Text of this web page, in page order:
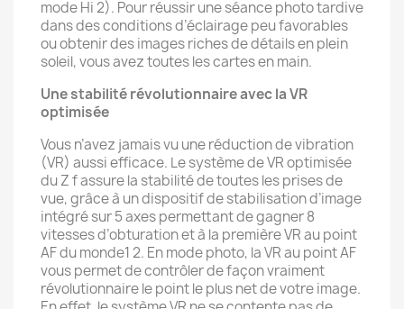
mode Hi 2). Pour réussir une séance photo tardive
dans des conditions d’éclairage peu favorables
ou obtenir des images riches de détails en plein
soleil, vous avez toutes les cartes en main.
Une stabilité révolutionnaire avec la VR
optimisée
Vous n’avez jamais vu une réduction de vibration
(VR) aussi efficace. Le système de VR optimisée
du Z f assure la stabilité de toutes les prises de
vue, grâce à un dispositif de stabilisation d’image
intégré sur 5 axes permettant de gagner 8
vitesses d’obturation et à la première VR au point
AF du monde1 2. En mode photo, la VR au point AF
vous permet de contrôler de façon vraiment
révolutionnaire le point le plus net de votre image.